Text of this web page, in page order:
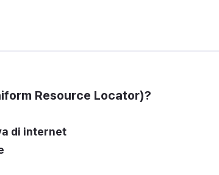
Resource Locator)?
di internet